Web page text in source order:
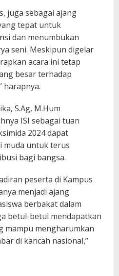
juga sebagai ajang
tepat untuk
dan menumbukan
seni. Meskipun digelar
acara ini tetap
besar terhadap
harapnya.
S.Ag, M.Hum
ISI sebagai tuan
2024 dapat
muda untuk terus
bagi bangsa.
peserta di Kampus
menjadi ajang
berbakat dalam
betul-betul mendapatkan
mampu mengharumkan
di kancah nasional,”